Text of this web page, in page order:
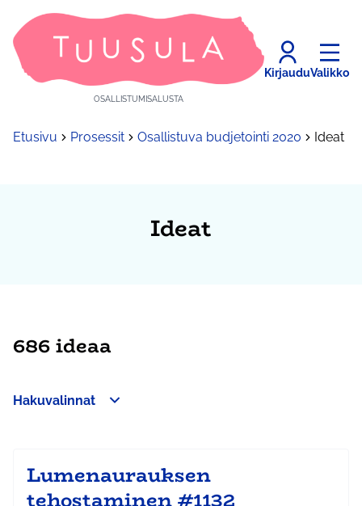
OSALLISTUMISALUSTA
KirjauduValikko
Etusivu Prosessit Osallistuva budjetointi 2020 Ideat
Ideat
686 ideaa
Hakuvalinnat
−
Lumenaurauksen